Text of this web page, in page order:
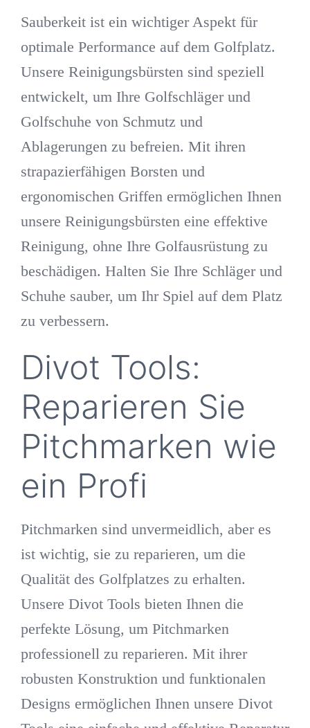
Sauberkeit ist ein wichtiger Aspekt für
optimale Performance auf dem Golfplatz.
Unsere Reinigungsbürsten sind speziell
entwickelt, um Ihre Golfschläger und
Golfschuhe von Schmutz und
Ablagerungen zu befreien. Mit ihren
strapazierfähigen Borsten und
ergonomischen Griffen ermöglichen Ihnen
unsere Reinigungsbürsten eine effektive
Reinigung, ohne Ihre Golfausrüstung zu
beschädigen. Halten Sie Ihre Schläger und
Schuhe sauber, um Ihr Spiel auf dem Platz
zu verbessern.
Divot Tools:
Reparieren Sie
Pitchmarken wie
ein Profi
Pitchmarken sind unvermeidlich, aber es
ist wichtig, sie zu reparieren, um die
Qualität des Golfplatzes zu erhalten.
Unsere Divot Tools bieten Ihnen die
perfekte Lösung, um Pitchmarken
professionell zu reparieren. Mit ihrer
robusten Konstruktion und funktionalen
Designs ermöglichen Ihnen unsere Divot